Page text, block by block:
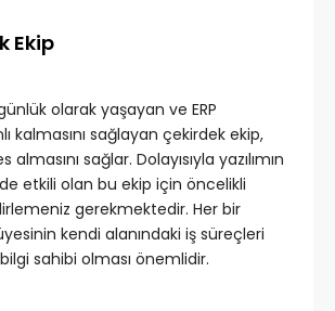
Ekip
olarak yaşayan ve ERP
kalmasını sağlayan çekirdek ekip,
sağlar. Dolayısıyla yazılımın
etkili olan bu ekip için öncelikli
gerekmektedir. Her bir
kendi alanındaki iş süreçleri
sahibi olması önemlidir.